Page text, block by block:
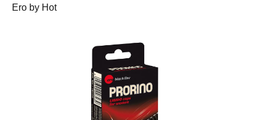
Ero by Hot
Afbeeldingengalerij overslaan